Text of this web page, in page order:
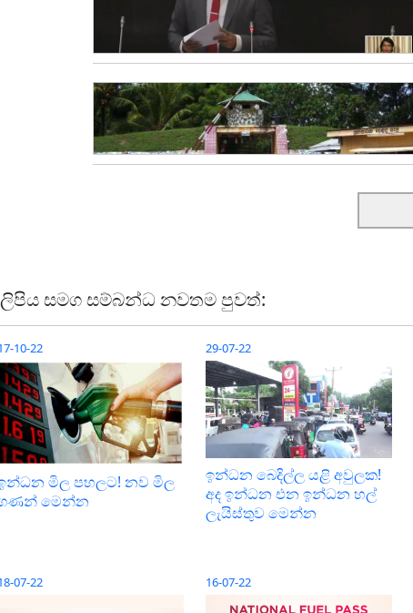
ලිපිය සමග සම්බන්ධ නවතම පුවත්:
10-22
මිල පහලට! නව මිල
මෙන්න
29-07-22
ඉන්ධන බෙදිල්ල යළි අවුලක!
අද ඉන්ධන එන ඉන්ධන හල්
ලැයිස්තුව මෙන්න
07-22 16-07-22